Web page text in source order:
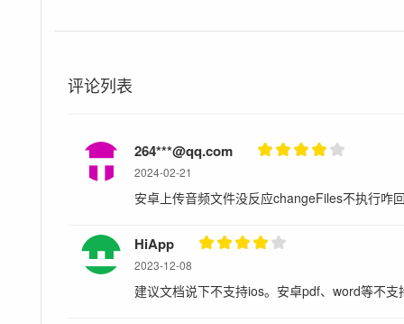
评论列表
264***@qq.com
2024-02-21
安卓上传音频文件没反应changeFiles不执行咋
HiApp
2023-12-08
建议文档说下不支持ios。安卓pdf、word等不支